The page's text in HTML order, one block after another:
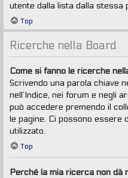
utente dalla lista dalla stessa
Top
Ricerche nella Board
Come si fanno le ricerche
Scrivendo una parola chiave
nell’Indice, nei forum e negli
può accedere premendo il
le pagine. Ci possono essere
utilizzato.
Top
Perché la mia ricerca non dà